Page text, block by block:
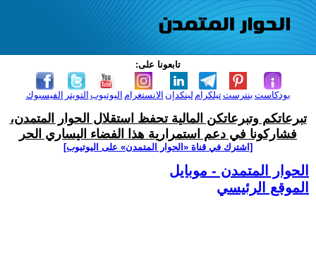
تابعونا على:
الفيسبوك التويتر اليوتيوب الانستغرام لينكدإن تيلكرامبنترست بودكاست
تبرعاتكم وتبرعاتكن المالية تحفظ استقلال الحوار المتمدن،
فشاركونا في دعم استمرارية هذا الفضاء اليساري الحر
[اشترك في قناة ‫«الحوار المتمدن» على اليوتيوب]
الحوار المتمدن - موبايل
الموقع الرئيسي